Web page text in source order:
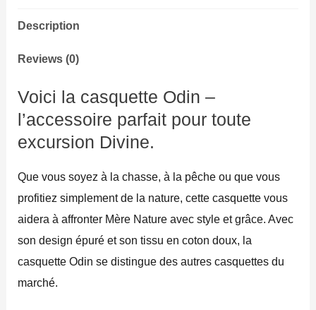
Description
Reviews (0)
Voici la casquette Odin –
l’accessoire parfait pour toute
excursion Divine.
Que vous soyez à la chasse, à la pêche ou que vous
profitiez simplement de la nature, cette casquette vous
aidera à affronter Mère Nature avec style et grâce. Avec
son design épuré et son tissu en coton doux, la
casquette Odin se distingue des autres casquettes du
marché.